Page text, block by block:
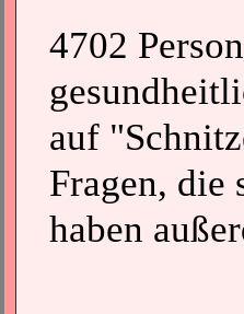
4702
auf
Fragen, die
haben